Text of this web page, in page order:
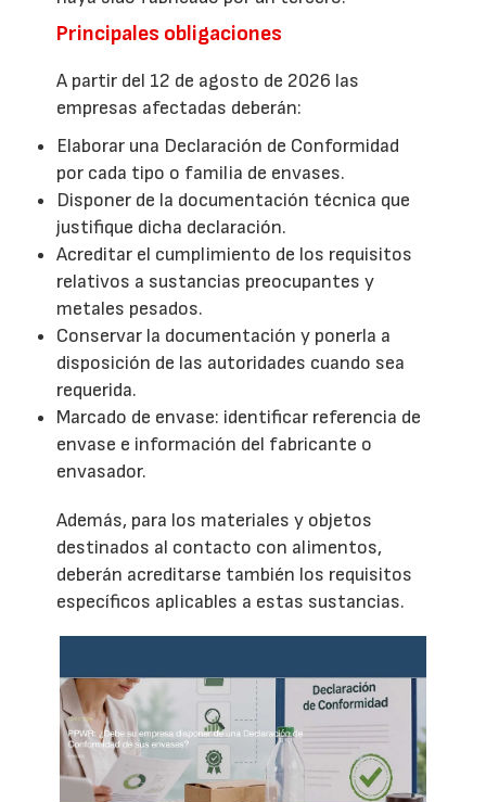
Principales obligaciones
A partir del 12 de agosto de 2026 las
empresas afectadas deberán:
Elaborar una Declaración de Conformidad
por cada tipo o familia de envases.
Disponer de la documentación técnica que
justifique dicha declaración.
Acreditar el cumplimiento de los requisitos
relativos a sustancias preocupantes y
metales pesados.
Conservar la documentación y ponerla a
disposición de las autoridades cuando sea
requerida.
Marcado de envase: identificar referencia de
envase e información del fabricante o
envasador.
Además, para los materiales y objetos
destinados al contacto con alimentos,
deberán acreditarse también los requisitos
específicos aplicables a estas sustancias.